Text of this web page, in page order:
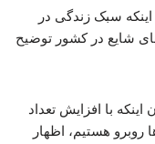
سبک زندگی در
شایع در کشور توضیح
اینکه با افزایش تعداد
هستیم، اظهار